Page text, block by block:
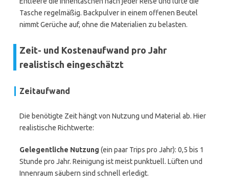
Tasche regelmäßig. Backpulver in einem offenen Beutel
nimmt Gerüche auf, ohne die Materialien zu belasten.
Zeit- und Kostenaufwand pro Jahr
realistisch eingeschätzt
Zeitaufwand
Die benötigte Zeit hängt von Nutzung und Material ab. Hier
realistische Richtwerte:
Gelegentliche Nutzung (ein paar Trips pro Jahr): 0,5 bis 1
Stunde pro Jahr. Reinigung ist meist punktuell. Lüften und
Innenraum säubern sind schnell erledigt.